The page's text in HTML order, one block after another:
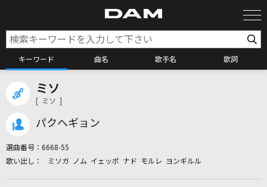
キーワード 曲名 歌手名 歌詞
ミソ
[ ミソ ]
パクヘギョン
選曲番号： 6668-55
ミソガ ノム イェッポ ナド モルレ ヨンギルル